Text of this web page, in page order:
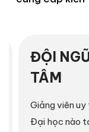
ĐỘI
TÂM
Giảng viên uy
Đại học nào tại